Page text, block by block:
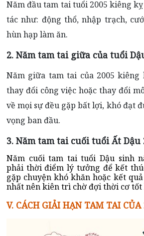
Năm đầu tam tai tuổi 2005 kiêng
tác như: động thổ, nhập trạch,
hùn hạp làm ăn.
2. Năm tam tai giữa của tuổi
Năm giữa tam tai của 2005
thay đổi công việc hoặc thay đổi
về mọi sự đều gặp bất lợi, khó đạt
vọng ban đầu.
3. Năm tam tai cuối tuổi Ất Dậu
Năm cuối tam tai tuổi Dậu sinh
phải thời điểm lý tưởng để kết
gặp chuyện khó khăn hoặc kết
nhất nên kiên trì chờ đợi thời cơ tốt
V. CÁCH GIẢI HẠN TAM TAI